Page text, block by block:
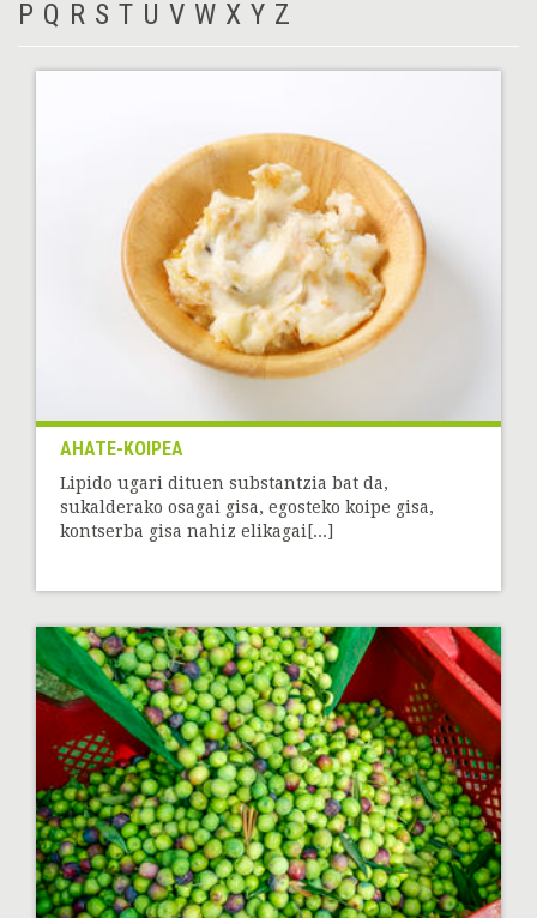
P Q R S T U V W X Y Z
AHATE-KOIPEA
Lipido ugari dituen substantzia bat da,
sukalderako osagai gisa, egosteko koipe gisa,
kontserba gisa nahiz elikagai[...]